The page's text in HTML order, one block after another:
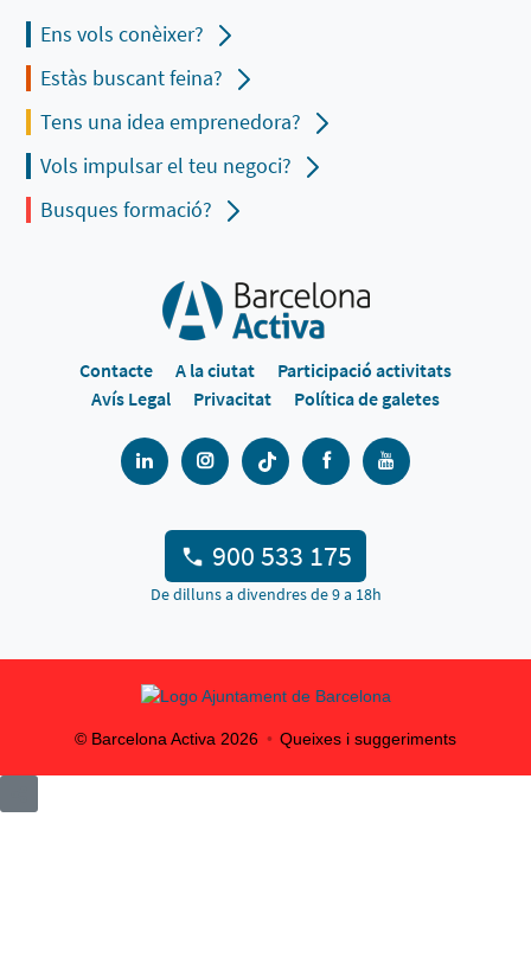
Ens vols conèixer?
Estàs buscant feina?
Tens una idea emprenedora?
Vols impulsar el teu negoci?
Busques formació?
Contacte A la ciutat
Participació activitats
Avís Legal
Privacitat Política de galetes
900 533 175
De dilluns a divendres de 9 a 18h
© Barcelona Activa 2026 Queixes i suggeriments